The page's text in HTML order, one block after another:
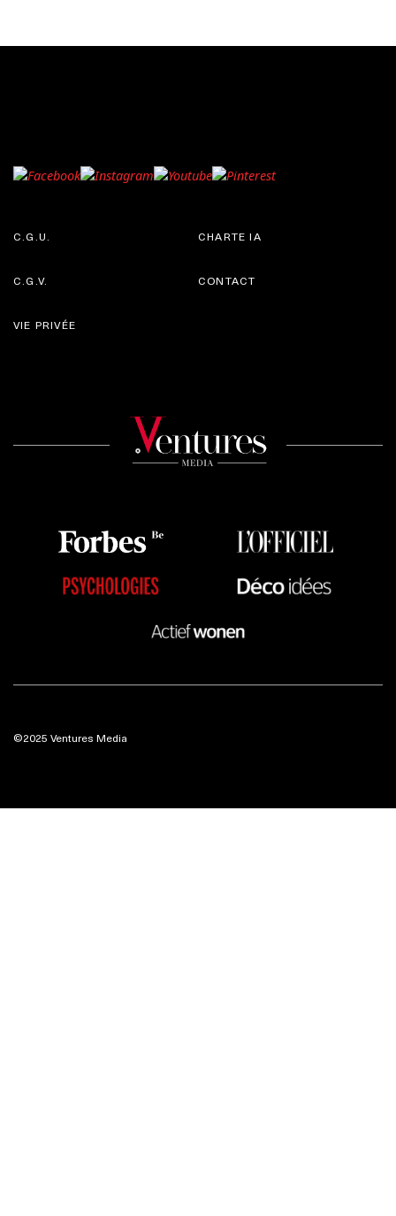
C.G.U.
C.G.V.
CHARTE IA
CONTACT
VIE PRIVÉE
©2025 Ventures Media